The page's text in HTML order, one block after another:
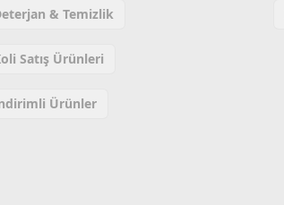
& Temizlik
Satış Ürünleri
Ürünler